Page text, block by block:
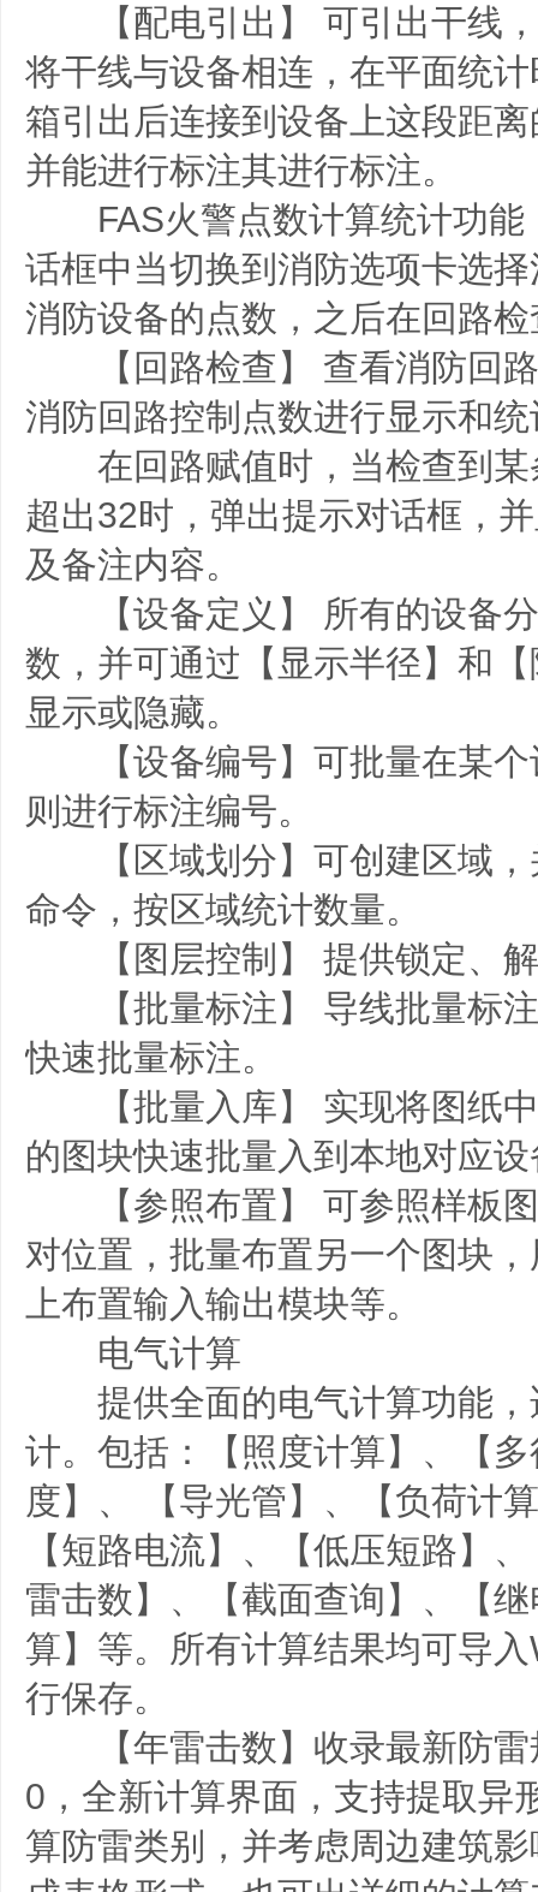
【配电引出】 可引出干线，
将干线与设备相连，在平面统
箱引出后连接到设备上这段距
并能进行标注其进行标注。
FAS火警点数计算统计功能
话框中当切换到消防选项卡选
消防设备的点数，之后在回路
【回路检查】 查看消防回路
消防回路控制点数进行显示和
在回路赋值时，当检查到某
超出32时，弹出提示对话框，
及备注内容。
【设备定义】 所有的设备分
数，并可通过【显示半径】和
显示或隐藏。
【设备编号】可批量在某个
则进行标注编号。
【区域划分】可创建区域，
命令，按区域统计数量。
【图层控制】 提供锁定、解
【批量标注】 导线批量标注
快速批量标注。
【批量入库】 实现将图纸中
的图块快速批量入到本地对应
【参照布置】 可参照样板图
对位置，批量布置另一个图块
上布置输入输出模块等。
电气计算
提供全面的电气计算功能，
计。包括：【照度计算】、【
度】、 【导光管】、【负荷计
【短路电流】、【低压短路】
雷击数】、【截面查询】、【
算】等。所有计算结果均可导
行保存。
【年雷击数】收录最新防雷
0，全新计算界面，支持提取异
算防雷类别，并考虑周边建筑